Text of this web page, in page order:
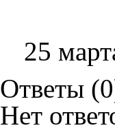
25
Ответы (0
Нет